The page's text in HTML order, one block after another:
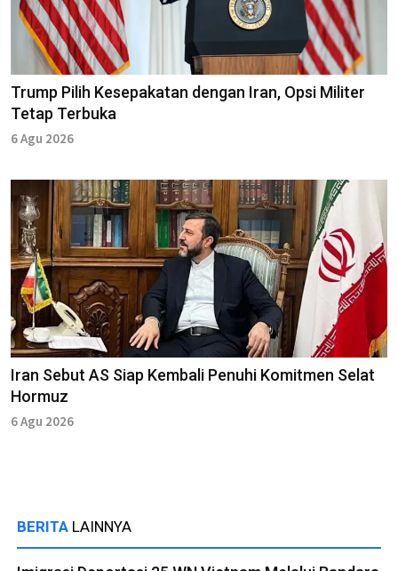
Trump Pilih Kesepakatan dengan Iran, Opsi Militer
Tetap Terbuka
6 Agu 2026
Iran Sebut AS Siap Kembali Penuhi Komitmen Selat
Hormuz
6 Agu 2026
BERITA LAINNYA